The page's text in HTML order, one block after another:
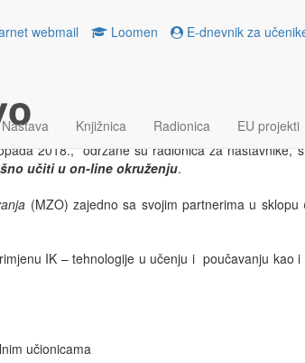
webmail Loomen E-dnevnik za
Nastava Knjižnica Radionica EU projekti
VALPOVO NA
2018., održane su radionica za nastavnike,
učiti u on-line okruženju.
(MZO) zajedno sa svojim partnerima u sklopu
IK – tehnologije u učenju i poučavanju kao
učionicama